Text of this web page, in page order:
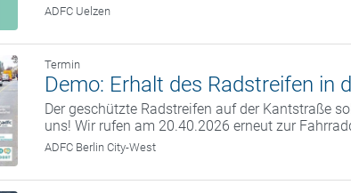
ADFC Uelzen
Termin
Demo: Erhalt des Radstreifen in
Der geschützte Radstreifen auf der Kantstraße
uns! Wir rufen am 20.40.2026 erneut zur
ADFC Berlin City-West